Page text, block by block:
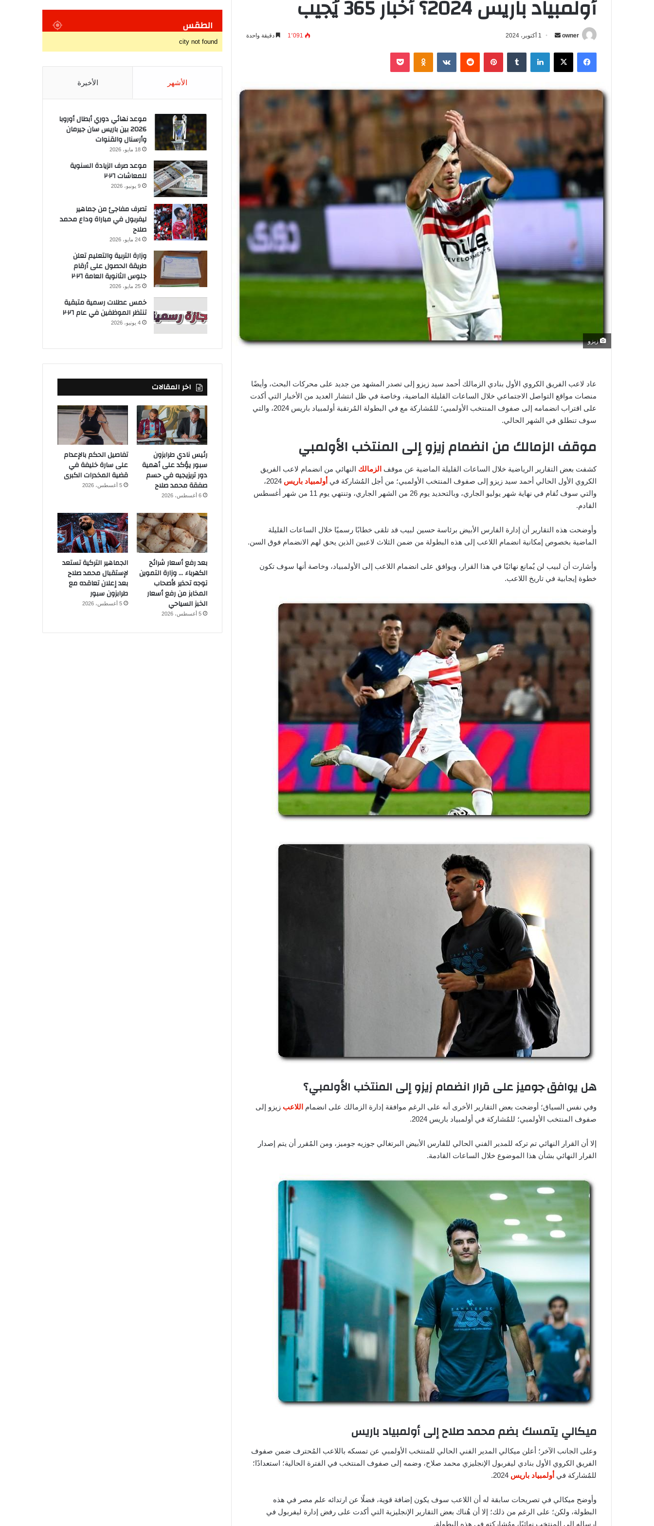
أولمبياد باريس 2024؟ أخبار 365 يُجيب
owner
ل
إ
ل
ك
ت
و
1 أكتوبر، 2024 1٬091 دقيقة واحدة
فيسبوك ‫X لينكدإن بينتيريست
زيزو
عاد لاعب الفريق الكروي الأول بنادي الزمالك أحمد سيد زيزو إلى تصدر المشهد من جديد على محركات البحث، وأيضًا
منصات مواقع التواصل الاجتماعي خلال الساعات القليلة الماضية، وخاصة في ظل انتشار العديد من الأخبار التي أكدت
على اقتراب انضمامه إلى صفوف المنتخب الأولمبي؛ للمُشاركة مع في البطولة المُرتقبة أولمبياد باريس 2024، والتي
سوف تنطلق في الشهر الحالي.
موقف الزمالك من انضمام زيزو إلى المنتخب الأولمبي
كشفت بعض التقارير الرياضية خلال الساعات القليلة الماضية عن موقف الزمالك النهائي من انضمام لاعب الفريق
الكروي الأول الحالي أحمد سيد زيزو إلى صفوف المنتخب الأولمبي؛ من أجل المُشاركة في أولمبياد باريس
2024،
والتي سوف تُقام في نهاية شهر يوليو الجاري، وبالتحديد يوم 26 من الشهر الجاري، وتنتهي يوم 11 من شهر أغسطس
القادم.
وأوضحت هذه التقارير أن إدارة الفارس الأبيض برئاسة حسين لبيب قد تلقى خطابًا رسميًا خلال الساعات القليلة
الماضية بخصوص إمكانية انضمام اللاعب إلى هذه البطولة من ضمن الثلاث لاعبين الذين يحق لهم الانضمام فوق السن.
وأشارت أن لبيب لن يُمانع نهائيًا في هذا القرار، ويوافق على انضمام اللاعب إلى الأولمبياد، وخاصة أنها سوف تكون
خطوة إيجابية في تاريخ اللاعب.
هل يوافق جوميز على قرار انضمام زيزو إلى المنتخب الأولمبي؟
وفي نفس السياق؛ أوضحت بعض التقارير الأخرى أنه على الرغم موافقة إدارة الزمالك على انضمام اللاعب زيزو إلى
صفوف المنتخب الأولمبي؛ للمُشاركة في أولمبياد باريس 2024.
إلا أن القرار النهائي تم تركه للمدير الفني الحالي للفارس الأبيض البرتغالي جوزيه جوميز، ومن المُقرر أن يتم إصدار
القرار النهائي بشأن هذا الموضوع خلال الساعات القادمة.
ميكالي يتمسك بضم محمد صلاح إلى أولمبياد باريس
وعلى الجانب الآخر؛ أعلن ميكالي المدير الفني الحالي للمنتخب الأولمبي عن تمسكه باللاعب المُحترف ضمن صفوف
الفريق الكروي الأول بنادي ليفربول الإنجليزي محمد صلاح، وضمه إلى صفوف المنتخب في الفترة الحالية؛ استعدادًا؛
للمُشاركة في أولمبياد باريس
وأوضح ميكالي في تصريحات سابقة له أن اللاعب سوف يكون إضافة قوية، فضلًا عن ارتدائه علم مصر في هذه
البطولة، ولكن؛ على الرغم من ذلك؛ إلا أن هُناك بعض التقارير الإنجليزية التي أكدت على رفض إدارة ليفربول في
إرساله إلى المنتخب نهائيًا، ومُشاركته في هذه البطولة.
الطقس
city not found
الأشهر الأخيرة
موعد نهائي دوري أبطال أوروبا
2026 بين باريس سان جيرمان
وأرسنال والقنوات
18 مايو، 2026
موعد صرف الزيادة السنوية
للمعاشات ٢٠٢٦
9 يونيو، 2026
تصرف مفاجئ من جماهير
ليفربول في مباراة وداع محمد
صلاح
24 مايو، 2026
وزارة التربية والتعليم تعلن
طريقة الحصول على أرقام
جلوس الثانوية العامة ٢٠٢٦
25 مايو، 2026
خمس عطلات رسمية متبقية
تنتظر الموظفين في عام ٢٠٢٦
4 يونيو، 2026
اخر المقالات
رئيس نادي طرابزون
سبور يؤكد على أهمية
دور تريزيجيه في حسم
صفقة محمد صلاح
6 أغسطس، 2026
تفاصيل الحكم بالإعدام
على سارة خليفة في
قضية المخدرات الكبرى
5 أغسطس، 2026
بعد رفع أسعار شرائح
الكهرباء … وزارة التموين
توجه تحذير لأصحاب
المخابز من رفع أسعار
الخبز السياحي
5 أغسطس، 2026
الجماهير التركية تستعد
لإستقبال محمد صلاح
بعد إعلان تعاقده مع
طرابزون سبور
5 أغسطس، 2026